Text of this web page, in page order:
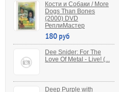
Кости и Собаки / More
Dogs Than Bones
(2000) DVD
РеплиМастер
180 руб
Dee Snider: For The
Love Of Metal - Live! (...
Deep Purple with